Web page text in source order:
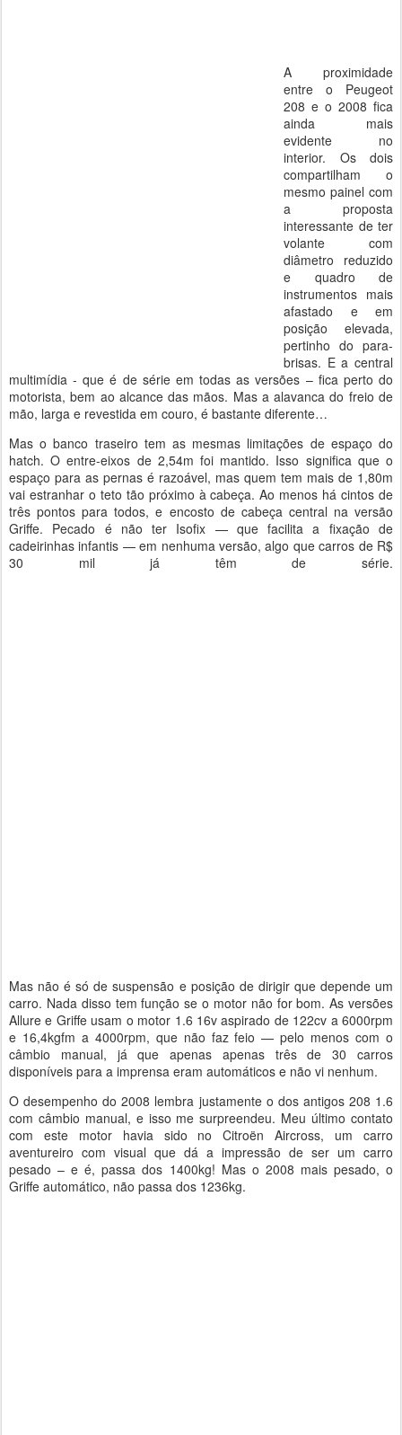
A proximidade
entre o Peugeot
208 e o 2008 fica
ainda mais
evidente no
interior. Os dois
compartilham o
mesmo painel com
a proposta
interessante de ter
volante com
diâmetro reduzido
e quadro de
instrumentos mais
afastado e em
posição elevada,
pertinho do para-
brisas. E a central
multimídia - que é de série em todas as versões – fica perto do
motorista, bem ao alcance das mãos. Mas a alavanca do freio de
mão, larga e revestida em couro, é bastante diferente…
Mas o banco traseiro tem as mesmas limitações de espaço do
hatch. O entre-eixos de 2,54m foi mantido. Isso significa que o
espaço para as pernas é razoável, mas quem tem mais de 1,80m
vai estranhar o teto tão próximo à cabeça. Ao menos há cintos de
três pontos para todos, e encosto de cabeça central na versão
Griffe. Pecado é não ter Isofix — que facilita a fixação de
cadeirinhas infantis — em nenhuma versão, algo que carros de R$
30 mil já têm de série.
Mas não é só de suspensão e posição de dirigir que depende um
carro. Nada disso tem função se o motor não for bom. As versões
Allure e Griffe usam o motor 1.6 16v aspirado de 122cv a 6000rpm
e 16,4kgfm a 4000rpm, que não faz feio — pelo menos com o
câmbio manual, já que apenas apenas três de 30 carros
disponíveis para a imprensa eram automáticos e não vi nenhum.
O desempenho do 2008 lembra justamente o dos antigos 208 1.6
com câmbio manual, e isso me surpreendeu. Meu último contato
com este motor havia sido no Citroën Aircross, um carro
aventureiro com visual que dá a impressão de ser um carro
pesado – e é, passa dos 1400kg! Mas o 2008 mais pesado, o
Griffe automático, não passa dos 1236kg.